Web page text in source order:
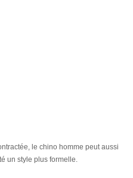
le chino homme peut aussi
un style plus formelle.